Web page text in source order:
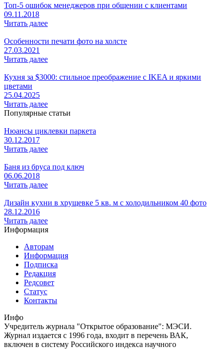
Топ-5 ошибок менеджеров при общении с клиентами
09.11.2018
Читать далее
Особенности печати фото на холсте
27.03.2021
Читать далее
Кухня за $3000: стильное преображение с IKEA и яркими
цветами
25.04.2025
Читать далее
Популярные статьи
Нюансы циклевки паркета
30.12.2017
Читать далее
Баня из бруса под ключ
06.06.2018
Читать далее
Дизайн кухни в хрущевке 5 кв. м с холодильником 40 фото
28.12.2016
Читать далее
Информация
Авторам
Информация
Подписка
Редакция
Редсовет
Статус
Контакты
Инфо
Учредитель журнала "Открытое образование": МЭСИ.
Журнал издается с 1996 года, входит в перечень ВАК,
включен в систему Российского индекса научного